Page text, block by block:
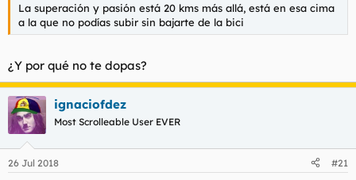
La superación y pasión está 20 kms más allá, está en esa cima
a la que no podías subir sin bajarte de la bici
¿Y por qué no te dopas?
ignaciofdez
Most Scrolleable User EVER
26 Jul 2018 #21